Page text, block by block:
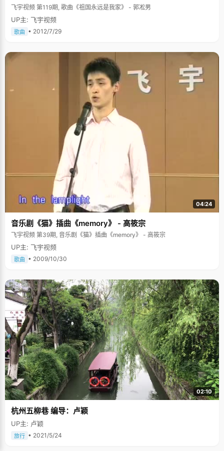
飞宇视频 第119期, 歌曲《祖国永远是我家》 - 郭凇男
UP主: 飞宇视频
歌曲 • 2012/7/29
04:24
音乐剧《猫》插曲《memory》 - 高筱宗
飞宇视频 第39期, 音乐剧《猫》插曲《memory》 - 高筱宗
UP主: 飞宇视频
歌曲 • 2009/10/30
02:10
杭州五柳巷 编导：卢颖
UP主: 卢颖
旅行 • 2021/5/24